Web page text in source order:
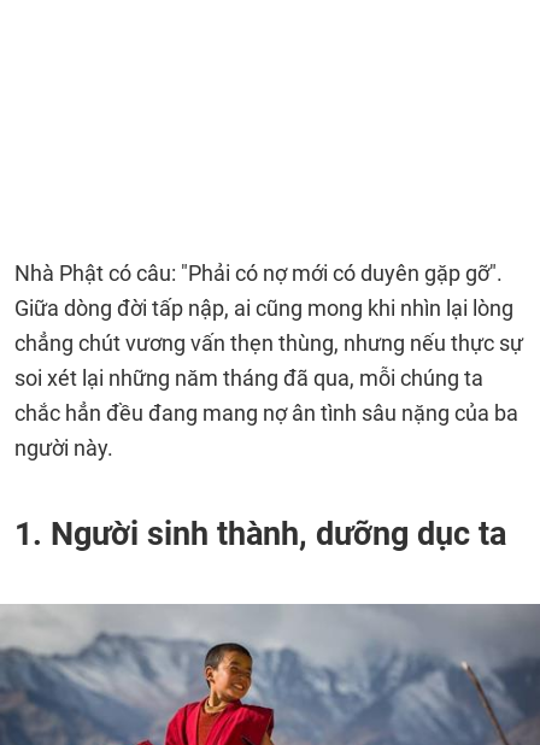
Nhà Phật có câu: "Phải có nợ mới có duyên gặp gỡ".
Giữa dòng đời tấp nập, ai cũng mong khi nhìn lại lòng
chẳng chút vương vấn thẹn thùng, nhưng nếu thực sự
soi xét lại những năm tháng đã qua, mỗi chúng ta
chắc hẳn đều đang mang nợ ân tình sâu nặng của ba
người này.
1. Người sinh thành, dưỡng dục ta